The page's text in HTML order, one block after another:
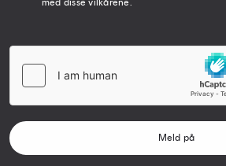
med disse vilkårene.
Meld på